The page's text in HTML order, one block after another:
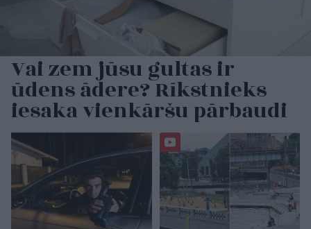
Vai zem jūsu gultas ir
ūdens ādere? Rīkstnieks
iesaka vienkāršu pārbaudi